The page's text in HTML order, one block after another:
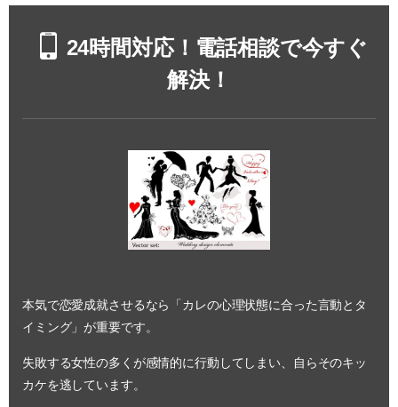
24時間対応！電話相談で今すぐ
解決！
本気で恋愛成就させるなら「カレの心理状態に合った言動とタ
イミング」が重要です。
失敗する女性の多くが感情的に行動してしまい、自らそのキッ
カケを逃しています。